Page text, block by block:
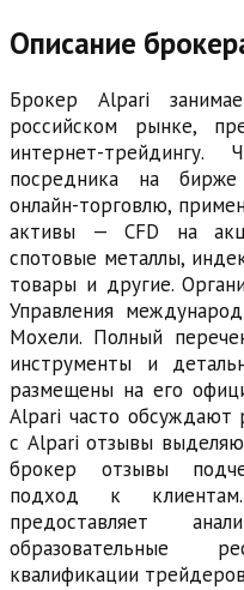
Описание
Брокер Alpari
российском рынке,
интернет-
посредника на
онлайн-торговлю,
активы — CFD на
спотовые металлы,
товары и другие.
Управления
Мохели. Полный
инструменты и
размещены на его
Alpari часто обсуждают
с Alpari отзывы
брокер отзывы
подход к
предоставляет
образовательные
квалификации